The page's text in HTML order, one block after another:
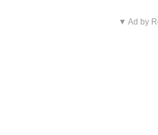
▼ Ad by